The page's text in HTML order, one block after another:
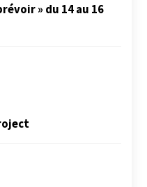
» du 14 au 16